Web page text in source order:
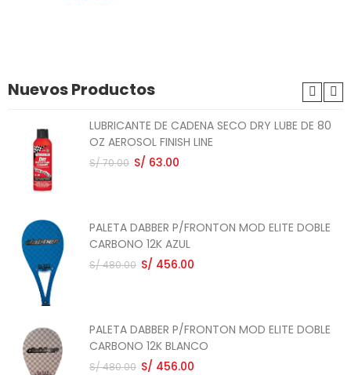
Nuevos Productos
LUBRICANTE DE CADENA SECO DRY LUBE DE 80
OZ AEROSOL FINISH LINE
S/ 70.00 S/ 63.00
PALETA DABBER P/FRONTON MOD ELITE DOBLE
CARBONO 12K AZUL
S/ 480.00 S/ 456.00
PALETA DABBER P/FRONTON MOD ELITE DOBLE
CARBONO 12K BLANCO
S/ 480.00 S/ 456.00